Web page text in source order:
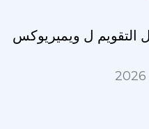
التقويم ل ويميريوكس